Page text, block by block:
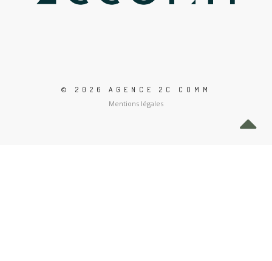
© 2026 AGENCE 2C COMM
Mentions légales